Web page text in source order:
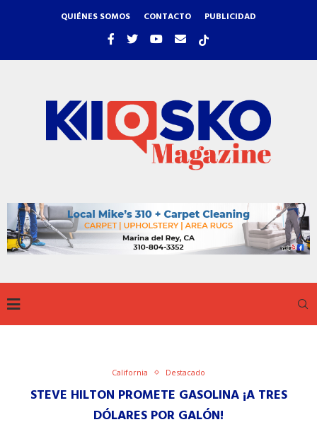
QUIÉNES SOMOS CONTACTO PUBLICIDAD
California Destacado
STEVE HILTON ​PROMETE​ GASOLINA ¡A TRES
DÓLARES POR GALÓN!